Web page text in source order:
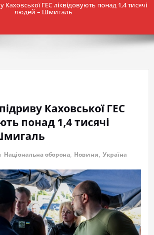
Каховської ГЕС ліквідовують понад 1,4 тисячі
людей – Шмигаль
Каховської ГЕС
понад 1,4 тисячі
Національна оборона, Новини, Україна